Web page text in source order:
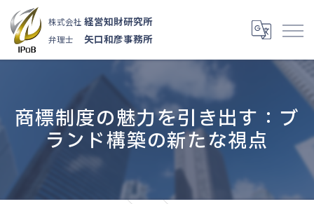
株式会社 経営知財研究所
弁理士 矢口和彦事務所
商標制度の魅力を引き出す：ブ
ランド構築の新たな視点